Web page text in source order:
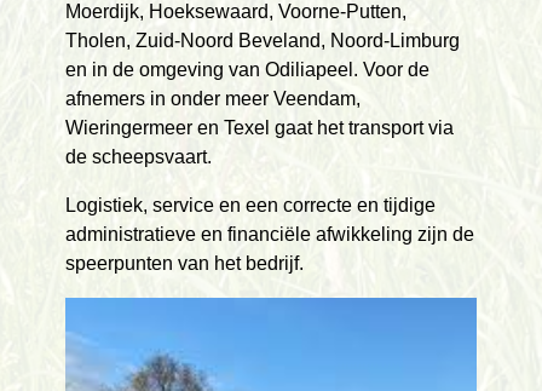
Moerdijk, Hoeksewaard, Voorne-Putten,
Tholen, Zuid-Noord Beveland, Noord-Limburg
en in de omgeving van Odiliapeel. Voor de
afnemers in onder meer Veendam,
Wieringermeer en Texel gaat het transport via
de scheepsvaart.
Logistiek, service en een correcte en tijdige
administratieve en financiële afwikkeling zijn de
speerpunten van het bedrijf.